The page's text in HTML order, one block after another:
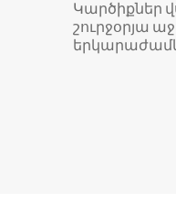
Կարծիքներ
շուրջօրյա